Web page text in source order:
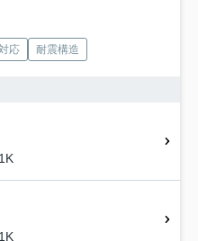
応 耐震構造